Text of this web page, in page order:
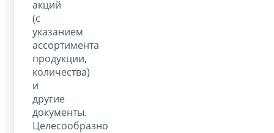
акций
(с
указанием
ассортимента
продукции,
количества)
и
другие
документы.
Целесообразно